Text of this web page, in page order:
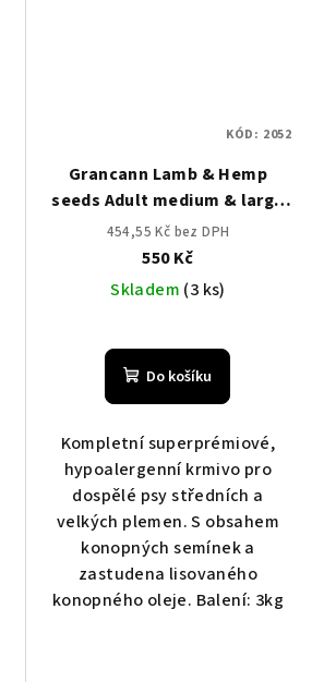
Grancann Lamb & Hemp
seeds Adult medium & large
breeds - 3 kg
454,55 Kč bez DPH
550 Kč
Skladem (3 ks)
Do košíku
Kompletní superprémiové,
hypoalergenní krmivo pro
dospělé psy středních a
velkých plemen. S obsahem
konopných semínek a
zastudena lisovaného
konopného oleje. Balení: 3kg
KÓD: 2052